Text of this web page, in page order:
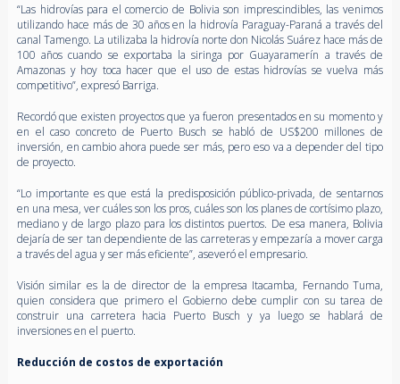
“Las hidrovías para el comercio de Bolivia son imprescindibles, las venimos
utilizando hace más de 30 años en la hidrovía Paraguay-Paraná a través del
canal Tamengo. La utilizaba la hidrovía norte don Nicolás Suárez hace más de
100 años cuando se exportaba la siringa por Guayaramerín a través de
Amazonas y hoy toca hacer que el uso de estas hidrovías se vuelva más
competitivo”, expresó Barriga.
Recordó que existen proyectos que ya fueron presentados en su momento y
en el caso concreto de Puerto Busch se habló de US$200 millones de
inversión, en cambio ahora puede ser más, pero eso va a depender del tipo
de proyecto.
“Lo importante es que está la predisposición público-privada, de sentarnos
en una mesa, ver cuáles son los pros, cuáles son los planes de cortísimo plazo,
mediano y de largo plazo para los distintos puertos. De esa manera, Bolivia
dejaría de ser tan dependiente de las carreteras y empezaría a mover carga
a través del agua y ser más eficiente”, aseveró el empresario.
Visión similar es la de director de la empresa Itacamba, Fernando Tuma,
quien considera que primero el Gobierno debe cumplir con su tarea de
construir una carretera hacia Puerto Busch y ya luego se hablará de
inversiones en el puerto.
Reducción de costos de exportación